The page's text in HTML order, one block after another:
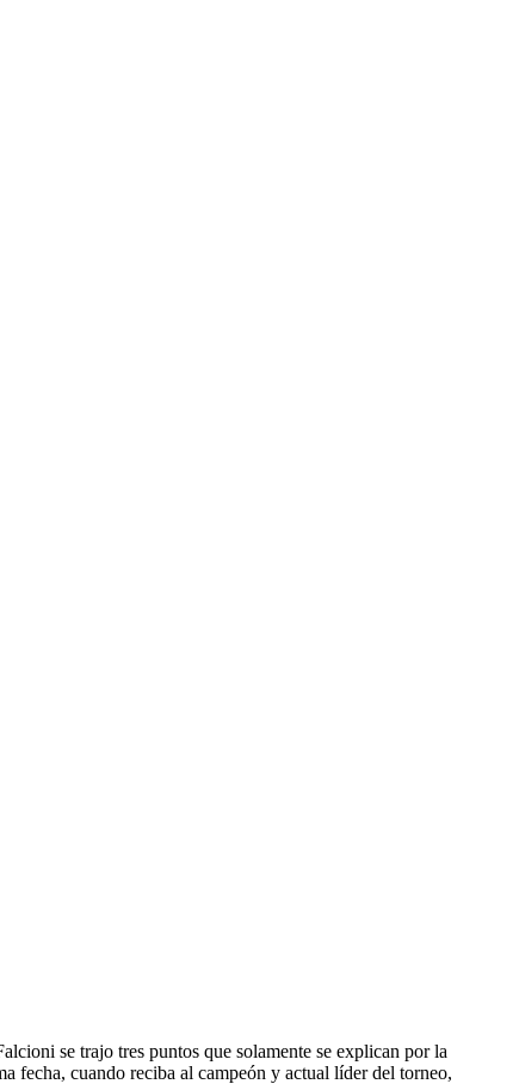
se trajo tres puntos que solamente se explican por la
fecha, cuando reciba al campeón y actual líder del torneo,